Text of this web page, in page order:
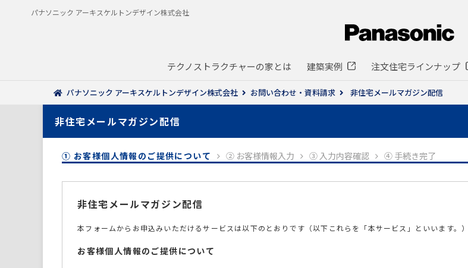
パナソニック アーキスケルトンデザイン株式会社
テクノストラクチャーの家とは 建築実例 注文住宅ラインナップ
パナソニック アーキスケルトンデザイン株式会社 お問い合わせ・資料請求 非住宅メールマガジン配信
非住宅メールマガジン配信
① お客様個人情報のご提供について ② お客様情報入力 ③ 入力内容確認 ④ 手続き完了
非住宅メールマガジン配信
本フォームからお申込みいただけるサービスは以下のとおりです（以下これらを「本サービス」といいます。）
お客様個人情報のご提供について